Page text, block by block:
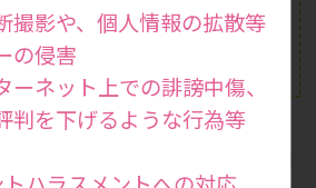
撮影や、個人情報の拡散等
の侵害
ーネット上での誹謗中傷、
判を下げるような行為等
子
般
二段階胚移植やSEET